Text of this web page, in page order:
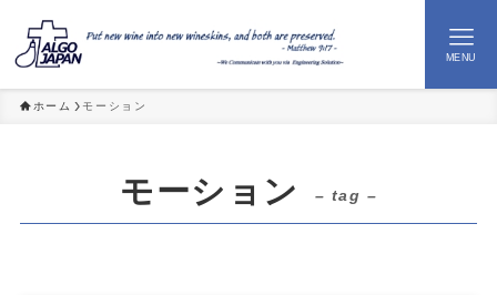
MENU
ホーム モーション
モーション – tag –